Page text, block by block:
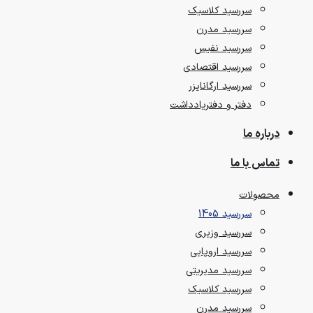
سررسید کلاسیک
سررسید مدرن
سررسید نفیس
سررسید اقتصادی
سررسید ارگانایزر
دفتر و دفتریادداشت
درباره ما
تماس با ما
محصولات
سررسید 1405
سررسید وزیری
سررسید اروپایی
سررسید مدیریتی
سررسید کلاسیک
سررسید مدرن